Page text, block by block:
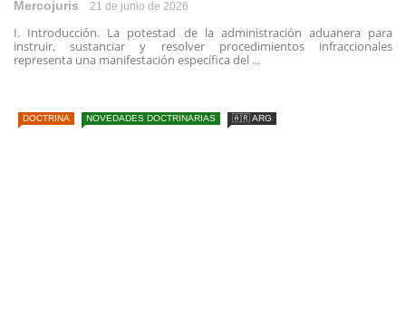
Mercojuris 21 de junio de 2026
I. Introducción. La potestad de la administración aduanera para
instruir, sustanciar y resolver procedimientos infraccionales
representa una manifestación específica del ...
DOCTRINA NOVEDADES DOCTRINARIAS 🇦🇷 ARG